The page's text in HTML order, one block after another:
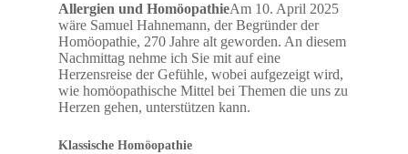
Allergien und HomöopathieAm 10. April 2025
wäre Samuel Hahnemann, der Begründer der
Homöopathie, 270 Jahre alt geworden. An diesem
Nachmittag nehme ich Sie mit auf eine
Herzensreise der Gefühle, wobei aufgezeigt wird,
wie homöopathische Mittel bei Themen die uns zu
Herzen gehen, unterstützen kann.
Klassische Homöopathie